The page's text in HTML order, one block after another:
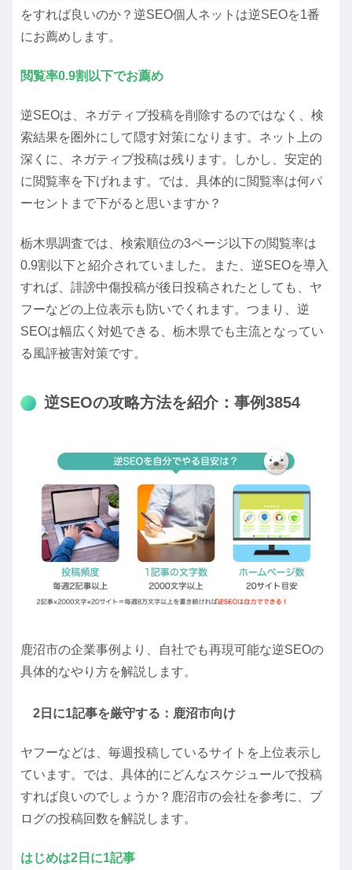
をすれば良いのか？逆SEO個人ネットは逆SEOを1番
にお薦めします。
閲覧率0.9割以下でお薦め
逆SEOは、ネガティブ投稿を削除するのではなく、検
索結果を圏外にして隠す対策になります。ネット上の
深くに、ネガティブ投稿は残ります。しかし、安定的
に閲覧率を下げれます。では、具体的に閲覧率は何パ
ーセントまで下がると思いますか？
栃木県調査では、検索順位の3ページ以下の閲覧率は
0.9割以下と紹介されていました。また、逆SEOを導入
すれば、誹謗中傷投稿が後日投稿されたとしても、ヤ
フーなどの上位表示も防いでくれます。つまり、逆
SEOは幅広く対処できる、栃木県でも主流となってい
る風評被害対策です。
逆SEOの攻略方法を紹介：事例3854
鹿沼市の企業事例より、自社でも再現可能な逆SEOの
具体的なやり方を解説します。
2日に1記事を厳守する：鹿沼市向け
ヤフーなどは、毎週投稿しているサイトを上位表示し
ています。では、具体的にどんなスケジュールで投稿
すれば良いのでしょうか？鹿沼市の会社を参考に、ブ
ログの投稿回数を解説します。
はじめは2日に1記事